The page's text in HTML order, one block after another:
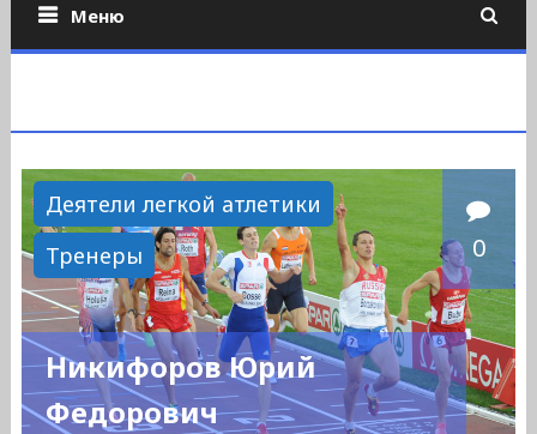
Меню
Деятели легкой атлетики
Тренеры
0
Никифоров Юрий
Федорович